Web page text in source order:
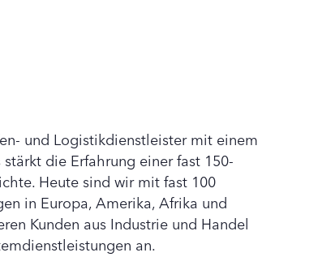
und Logistikdienstleister mit einem
die Erfahrung einer fast 150-
Heute sind wir mit fast 100
in Europa, Amerika, Afrika und
Kunden aus Industrie und Handel
an.